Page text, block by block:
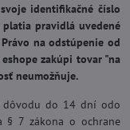
identifikačné číslo
platia pravidlá uvedené
na odstúpenie od
zakúpi tovar "na
neumožňuje.
dôvodu do 14 dní odo
§ 7 zákona o ochrane